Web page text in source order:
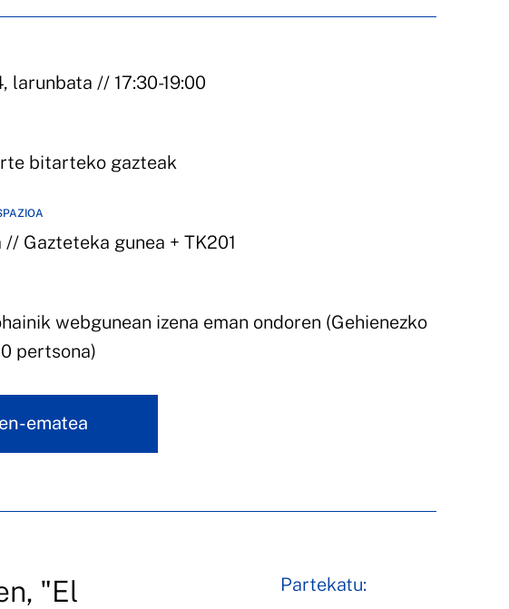
larunbata // 17:30-19:00
bitarteko gazteak
// Gazteteka gunea + TK201
webgunean izena eman ondoren (Gehienezko
pertsona)
ematea
"El
Partekatu: